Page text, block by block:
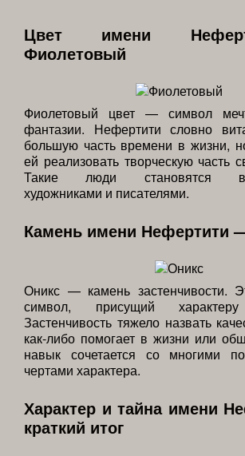
Цвет имени
Фиолетовый
Фиолетовый цвет — символ
фантазии. Нефертити словно
большую часть времени в жизни,
ей реализовать творческую часть
Такие люди становятся
художниками и писателями.
Камень имени Нефертити
Оникс — камень застенчивости.
символ, присущий
Застенчивость тяжело назвать
как-либо помогает в жизни или
навык сочетается со многими
чертами характера.
Характер и тайна имени
краткий итог